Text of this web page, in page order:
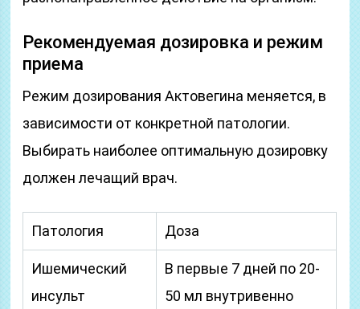
Рекомендуемая дозировка и режим
приема
Режим дозирования Актовегина меняется, в
зависимости от конкретной патологии.
Выбирать наиболее оптимальную дозировку
должен лечащий врач.
Патология Доза
Ишемический
инсульт
В первые 7 дней по 20-
50 мл внутривенно